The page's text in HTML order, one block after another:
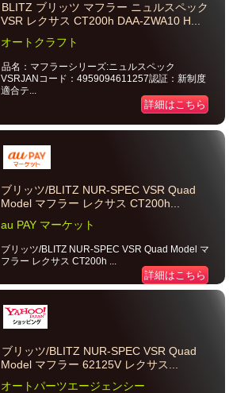
BLITZ ブリッツ マフラー ニュルスペック
VSR レクサス CT200h DAA-ZWA10 H...
オートクラフト
品名：マフラーシリーズ:ニュルスペック
VSRJANコード：4959094611257認証：新制度
適合テ...
詳細はこちら
ブリッツ/BLITZ NUR-SPEC VSR Quad
Model マフラー レクサス CT200h...
au PAY マーケット
ブリッツ/BLITZ NUR-SPEC VSR Quad Model マ
フラー レクサス CT200h ...
詳細はこちら
ブリッツ/BLITZ NUR-SPEC VSR Quad
Model マフラー 62125V レクサス...
オートパーツエージェンシー